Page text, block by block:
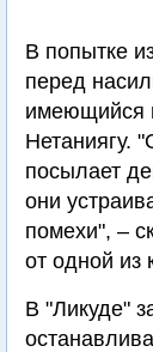
В попытке
перед
имеющийся
Нетаниягу.
посылает
они
помехи", –
от одной из
В "Ликуде"